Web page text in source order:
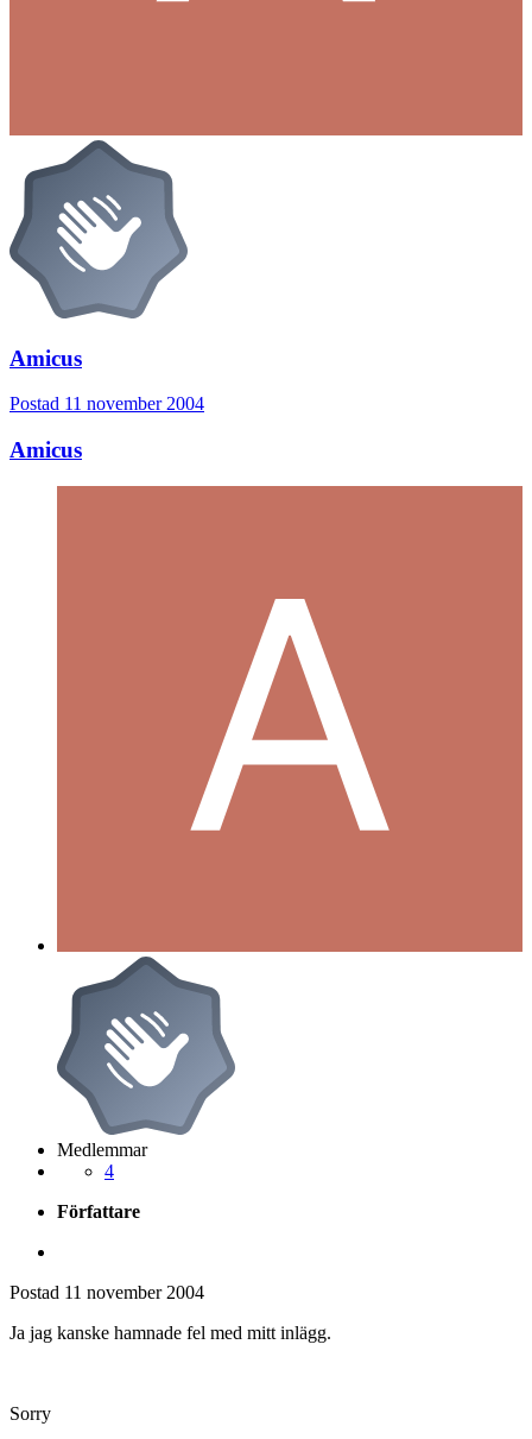
Amicus
Postad 11 november 2004
Amicus
Medlemmar
4
Författare
Postad 11 november 2004
Ja jag kanske hamnade fel med mitt inlägg.
Sorry